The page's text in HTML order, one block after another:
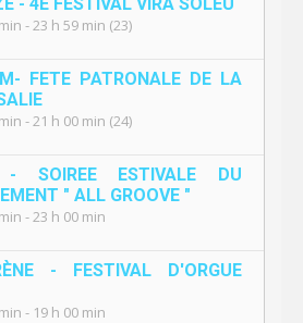
- 23 h 59 min (23)
FETE PATRONALE DE LA
- 21 h 00 min (24)
- SOIREE ESTIVALE DU
" ALL GROOVE "
- 23 h 00 min
- FESTIVAL D'ORGUE
- 19 h 00 min